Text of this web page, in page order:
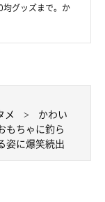
グッズまで。か
メ
かわい
もちゃに釣ら
姿に爆笑続出